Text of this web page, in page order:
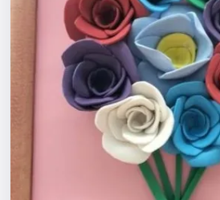
Площадки
Артисты
Рейтинги